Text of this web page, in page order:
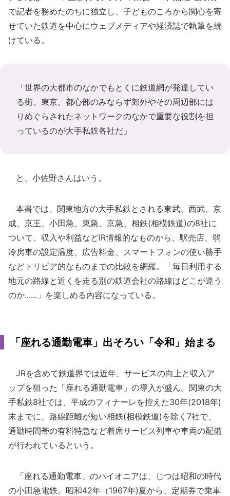
で記者を務めたのちに独立し、子どものころから関心を寄
せていた鉄道を中心にウェブメディアや経済誌で執筆を続
けている。
「世界の大都市のなかでもとくに鉄道網が発達してい
る街、東京。都心部のみならず郊外やその周辺部には
りめぐらされたネットワークのなかで重要な役割を担
っているのが大手私鉄各社だ」
と、小佐野さんはいう。
本書では、関東地方の大手私鉄とされる東武、西武、京
成、京王、小田急、東急、京急、相鉄(相模鉄道)の8社に
ついて、収入や利益などIR情報的なものから、駅売店、弱
冷房車の設定温度、広告料金、スマートフォンの使い勝手
などトリビア的なものまでの比較を網羅。「毎日利用する
地元の路線と近くを走る別の鉄道会社の路線はどこが違う
のか......」を楽しめる内容になっている。
「座れる通勤電車」出そろい「令和」始まる
JRを含めて鉄道界では近年、サービスの向上と収入ア
ップを狙った「座れる通勤電車」の導入が盛ん。関東の大
手私鉄8社では、平成のフィナーレを控えた30年(2018年)
末までに、路線距離が短い相鉄(相模鉄道)を除く7社で、
通勤時間帯の有料特急など着席サービス列車や車両の配備
が行われているという。
「座れる通勤電車」のパイオニアは、じつは昭和の時代
の小田急電鉄。昭和42年（1967年)夏から、定期券で乗車